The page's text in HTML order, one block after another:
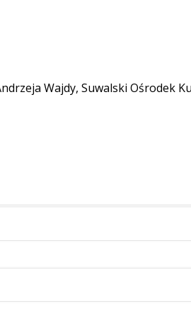
Wajdy, Suwalski Ośrodek